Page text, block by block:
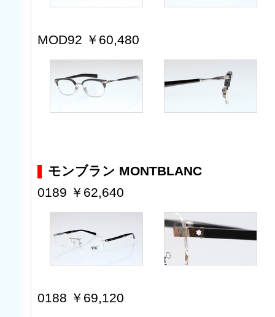
MOD92 ￥60,480
モンブラン MONTBLANC
0189 ￥62,640
0188 ￥69,120